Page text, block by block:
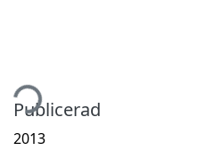
Publicerad
2013